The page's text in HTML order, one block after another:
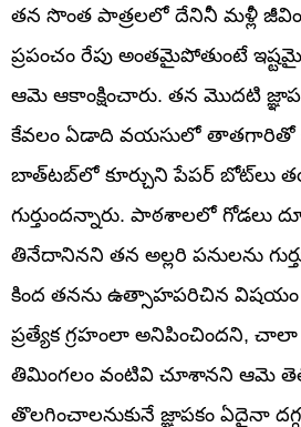
తన సొంత పాత్రలలో దేనినీ మళ్లీ
ప్రపంచం రేపు అంతమైపోతుంటే
ఆమె ఆకాంక్షించారు. తన మొదటి
కేవలం ఏడాది వయసులో తాతగారితో
బాత్‌టబ్‌లో కూర్చుని పేపర్ బోట్‌లు
గుర్తుందన్నారు. పాఠశాలలో గోడలు
తినేదానినని తన అల్లరి పనులను
కింద తనను ఉత్సాహపరిచిన
ప్రత్యేక గ్రహంలా అనిపించిందని,
తిమింగలం వంటివి చూశానని ఆమె
తొలగించాలనుకునే జ్ఞాపకం ఏదైనా